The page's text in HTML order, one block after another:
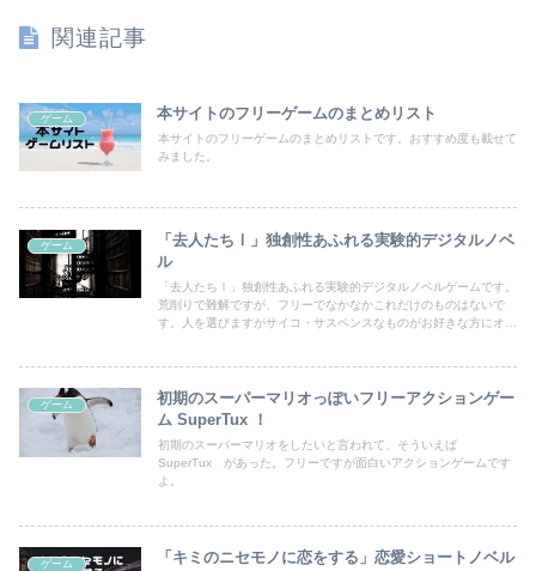
関連記事
ゲーム 本サイトのフリーゲームのまとめリスト
本サイトのフリーゲームのまとめリストです。おすすめ度も載せて
みました。
ゲーム
「去人たちⅠ」独創性あふれる実験的デジタルノベ
ル
「去人たちⅠ」独創性あふれる実験的デジタルノベルゲームです。
荒削りで難解ですが、フリーでなかなかこれだけのものはないで
す。人を選びますがサイコ・サスペンスなものがお好きな方にオス
ゲーム
初期のスーパーマリオっぽいフリーアクションゲー
ム SuperTux ！
初期のスーパーマリオをしたいと言われて、そういえば
SuperTux があった。フリーですが面白いアクションゲームです
よ。
ゲーム 「キミのニセモノに恋をする」恋愛ショートノベル